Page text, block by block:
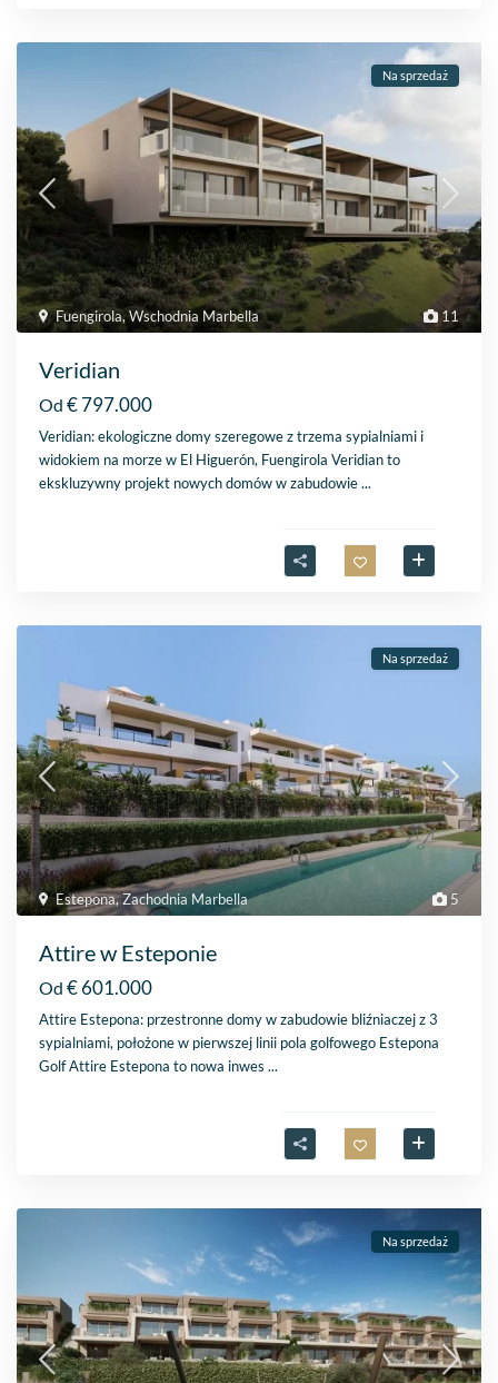
11
Fuengirola,Wschodnia Marbella
Na sprzedaż
Veridian
Od € 797.000
Veridian: ekologiczne domy szeregowe z trzema sypialniami i
widokiem na morze w El Higuerón, Fuengirola Veridian to
ekskluzywny projekt nowych domów w zabudowie...
5
Estepona,Zachodnia Marbella
Na sprzedaż
Attire w Esteponie
Od € 601.000
Attire Estepona: przestronne domy w zabudowie bliźniaczej z 3
sypialniami, położone w pierwszej linii pola golfowego Estepona
Golf Attire Estepona to nowa inwes...
Na sprzedaż